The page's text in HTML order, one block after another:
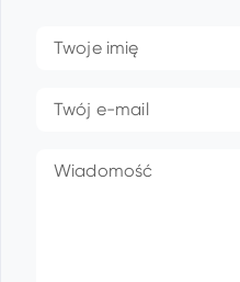
Twoje imię
Twój e-mail
Wiadomość